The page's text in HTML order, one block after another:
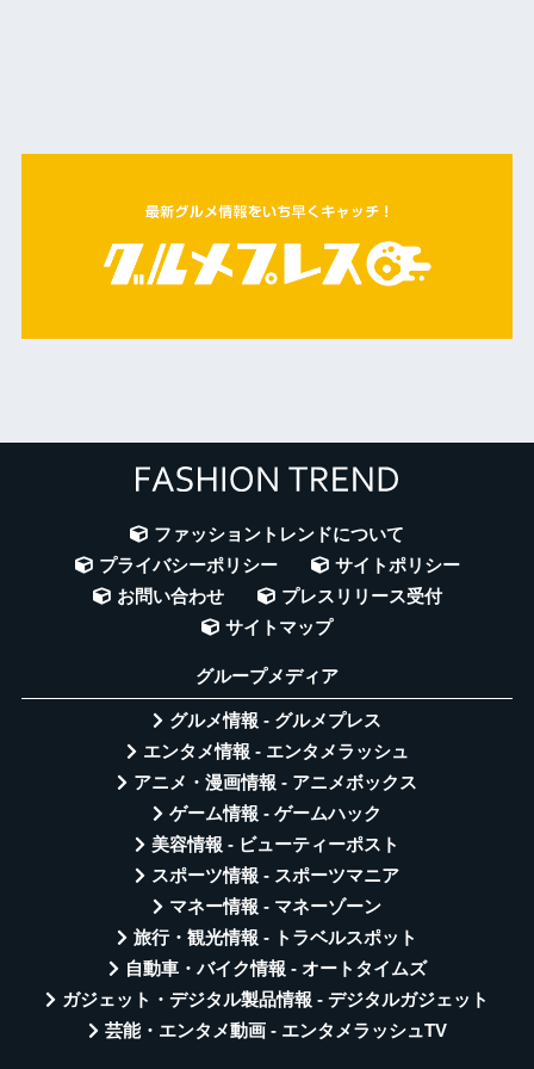
ファッショントレンドについて
プライバシーポリシー
サイトポリシー
お問い合わせ
プレスリリース受付
サイトマップ
グループメディア
グルメ情報 - グルメプレス
エンタメ情報 - エンタメラッシュ
アニメ・漫画情報 - アニメボックス
ゲーム情報 - ゲームハック
美容情報 - ビューティーポスト
スポーツ情報 - スポーツマニア
マネー情報 - マネーゾーン
旅行・観光情報 - トラベルスポット
自動車・バイク情報 - オートタイムズ
ガジェット・デジタル製品情報 - デジタルガジェット
芸能・エンタメ動画 - エンタメラッシュTV